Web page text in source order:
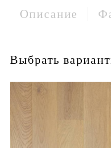
Описание
Выбрать